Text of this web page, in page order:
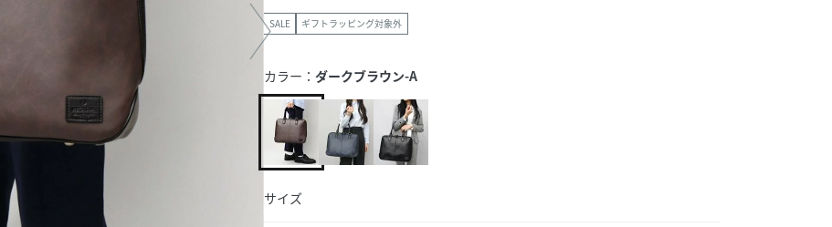
SALE ギフトラッピング対象外
カラー： ダークブラウン-A
サイズ